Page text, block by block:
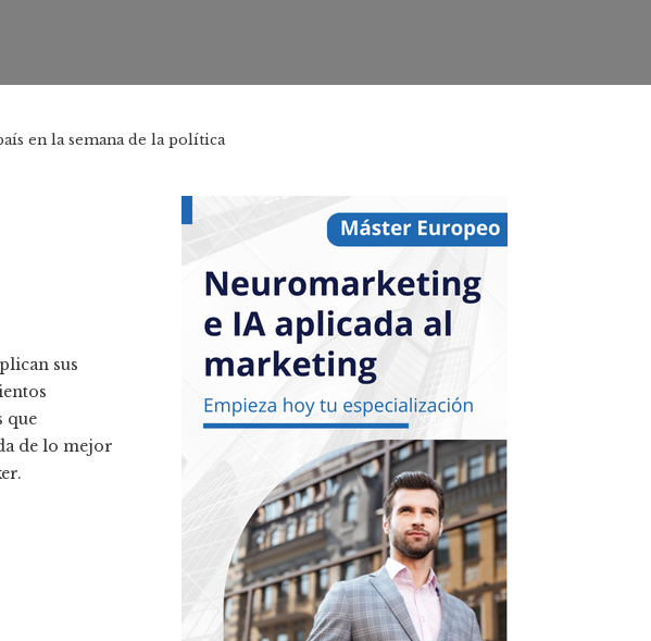
en la semana de la política
sus
que
de lo mejor